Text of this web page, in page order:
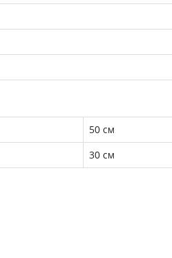
50 см
30 см